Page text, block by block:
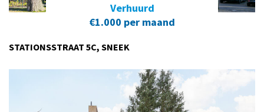
Verhuurd
€1.000 per maand
STATIONSSTRAAT 5C, SNEEK